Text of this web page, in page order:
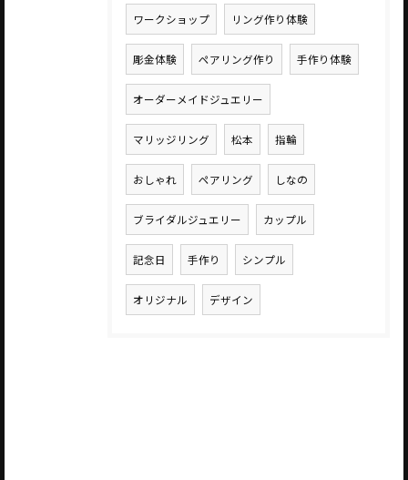
ワークショップ リング作り体験
彫金体験 ペアリング作り 手作り体験
オーダーメイドジュエリー
マリッジリング 松本 指輪
おしゃれ ペアリング しなの
ブライダルジュエリー カップル
記念日 手作り シンプル
オリジナル デザイン